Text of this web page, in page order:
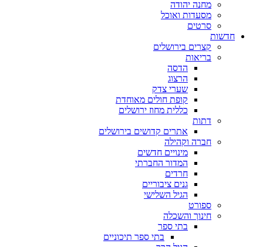
מחנה יהודה
מסעדות ואוכל
סרטים
חדשות
קצרים בירושלים
בריאות
הדסה
הרצוג
שערי צדק
קופת חולים מאוחדת
כללית מחוז ירושלים
דתות
אתרים קדושים בירושלים
חברה וקהילה
מינויים חדשים
המדור החברתי
חרדים
גנים ציבוריים
הגיל השלישי
ספורט
חינוך והשכלה
בתי ספר
בתי ספר תיכוניים